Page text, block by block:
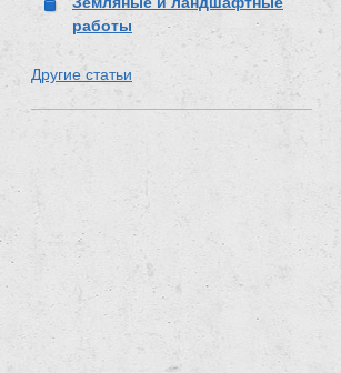
работы
Другие статьи